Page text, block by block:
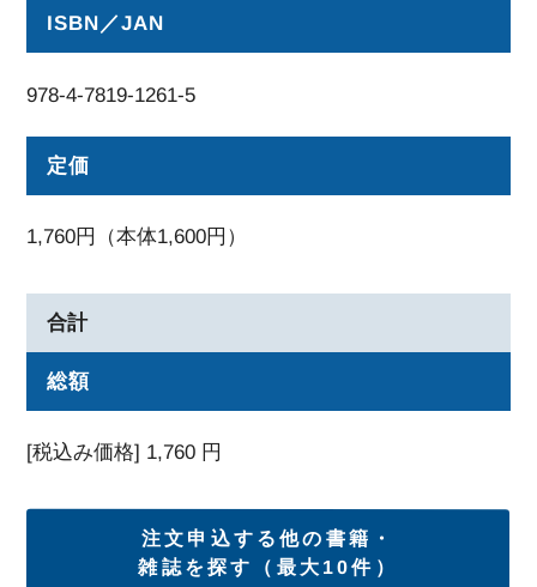
ISBN／JAN
978-4-7819-1261-5
定価
1,760円（本体1,600円）
合計
総額
[税込み価格] 1,760 円
注文申込する他の書籍・
雑誌を探す（最大10件）